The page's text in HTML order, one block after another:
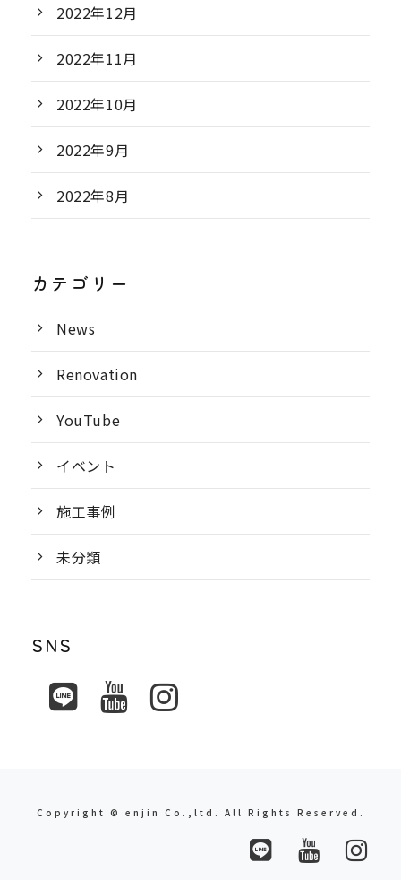
2022年12月
2022年11月
2022年10月
2022年9月
2022年8月
カテゴリー
News
Renovation
YouTube
イベント
施工事例
未分類
SNS
Copyright © enjin Co.,ltd. All Rights Reserved.